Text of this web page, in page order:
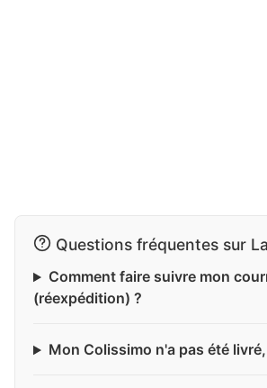
Questions fréquentes sur
Comment faire suivre mon
(réexpédition) ?
Mon Colissimo n'a pas été